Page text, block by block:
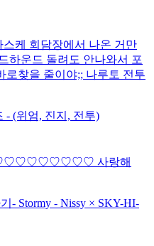
케 회담장에서 나온 거만
하운드 돌려도 안나와서 포
로찾을 줄이야;; 나루토 전투
- (위엄, 진지, 전투)
사랑해
- Stormy - Nissy × SKY-HI-